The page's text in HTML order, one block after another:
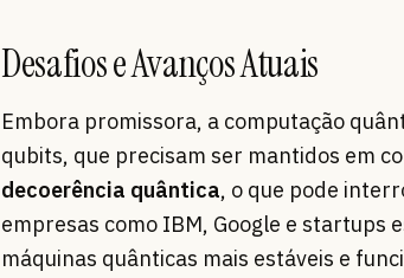
Desafios e Avanços Atuais
Embora promissora, a computação
qubits, que precisam ser mantidos em
decoerência quântica, o que pode
empresas como IBM, Google e startups
máquinas quânticas mais estáveis e